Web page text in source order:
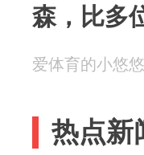
森，比多
爱体育的小悠
热点新